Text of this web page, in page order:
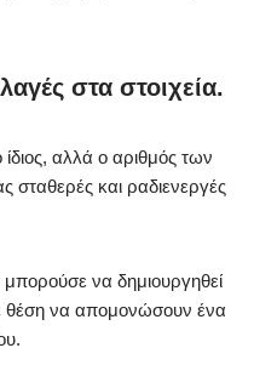
στα στοιχεία.
αλλά ο αριθμός των
σταθερές και ραδιενεργές
να δημιουργηθεί
θέση να απομονώσουν ένα